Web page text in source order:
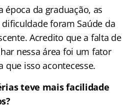
época da graduação, as
foram Saúde da
Acredito que a falta de
nessa área foi um fator
que isso acontecesse.
teve mais facilidade